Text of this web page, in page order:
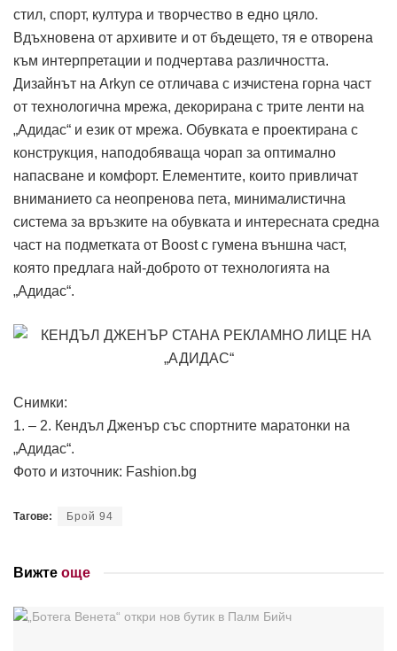
стил, спорт, култура и творчество в едно цяло.
Вдъхновена от архивите и от бъдещето, тя е отворена
към интерпретации и подчертава различността.
Дизайнът на Arkyn се отличава с изчистена горна част
от технологична мрежа, декорирана с трите ленти на
„Адидас“ и език от мрежа. Обувката е проектирана с
конструкция, наподобяваща чорап за оптимално
напасване и комфорт. Елементите, които привличат
вниманието са неопренова пета, минималистична
система за връзките на обувката и интересната средна
част на подметката от Boost с гумена външна част,
която предлага най-доброто от технологията на
„Адидас“.
Снимки:
1. – 2. Кендъл Дженър със спортните маратонки на
„Адидас“.
Фото и източник: Fashion.bg
Тагове: Брой 94
Вижте още